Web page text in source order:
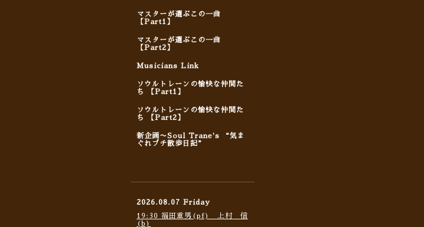
マスターが選ぶこの一曲
【Part1】
マスターが選ぶこの一曲
【Part2】
Musicians Link
ソウルトレーンの愉快な仲間た
ち 【Part1】
ソウルトレーンの愉快な仲間た
ち 【Part2】
新企画〜Soul Trane's “気ま
ぐれプチ散歩日記”
2026.08.07 Friday
19:30 福田重男(pf) 上村 信
(b)